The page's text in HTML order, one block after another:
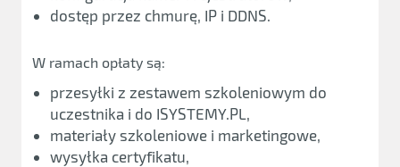
dostęp przez chmurę, IP i DDNS.
W ramach opłaty są:
przesyłki z zestawem szkoleniowym do
uczestnika i do ISYSTEMY.PL,
materiały szkoleniowe i marketingowe,
wysyłka certyfikatu,